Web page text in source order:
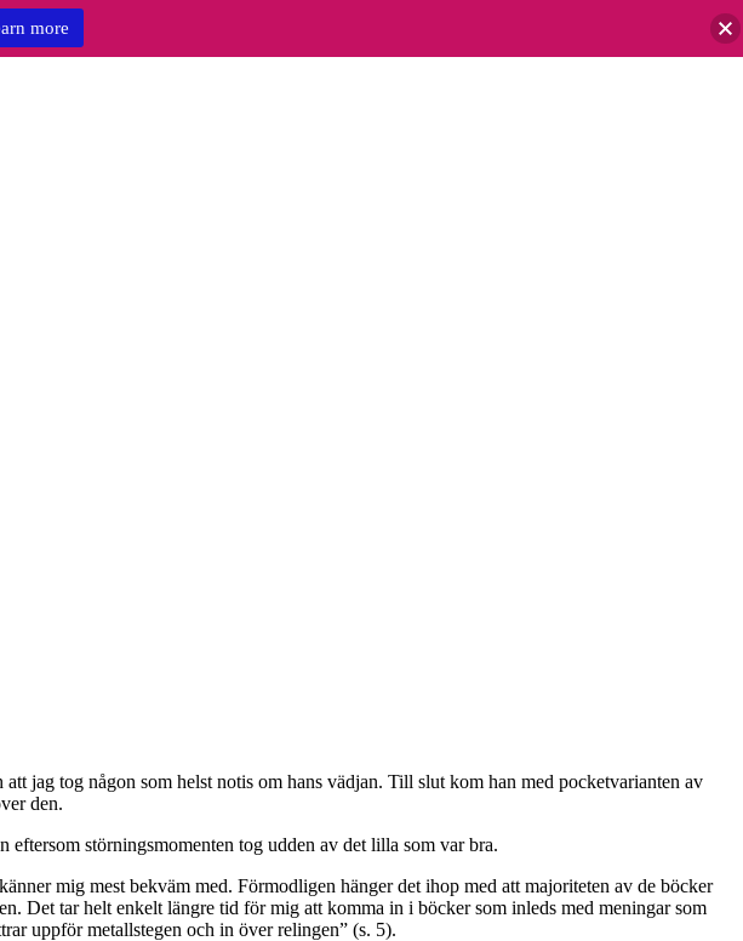
att jag tog någon som helst notis om hans vädjan. Till slut kom han med pocketvarianten av
den.
störningsmomenten tog udden av det lilla som var bra.
mig mest bekväm med. Förmodligen hänger det ihop med att majoriteten av de böcker
Det tar helt enkelt längre tid för mig att komma in i böcker som inleds med meningar som
uppför metallstegen och in över relingen” (s. 5).
more